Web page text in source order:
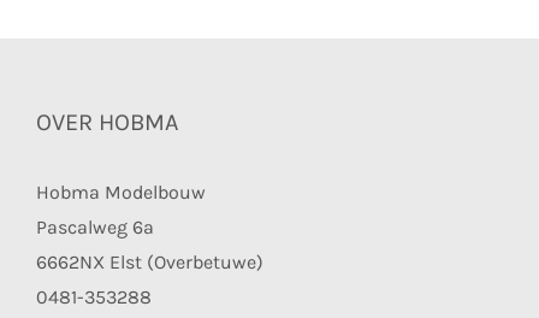
OVER HOBMA
Hobma Modelbouw
Pascalweg 6a
6662NX Elst (Overbetuwe)
0481-353288